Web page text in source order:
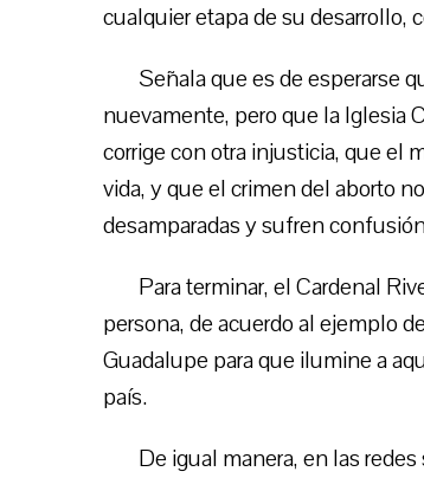
cualquier etapa de su desarrollo,
Señala que es de esperarse
nuevamente, pero que la Iglesia
corrige con otra injusticia, que el
vida, y que el crimen del aborto
desamparadas y sufren
Para terminar, el Cardenal
persona, de acuerdo al ejemplo
Guadalupe para que ilumine a
país.
De igual manera, en las